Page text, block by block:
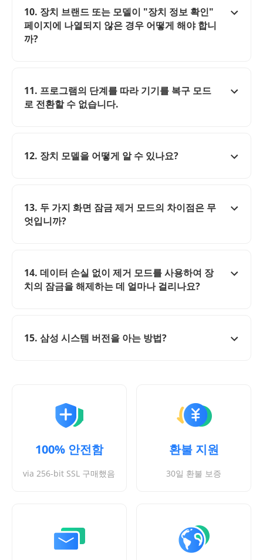
10. 장치 브랜드 또는 모델이 "장치 정보 확인"
페이지에 나열되지 않은 경우 어떻게 해야 합니
까?
11. 프로그램의 단계를 따라 기기를 복구 모드
로 전환할 수 없습니다.
12. 장치 모델을 어떻게 알 수 있나요?
13. 두 가지 화면 잠금 제거 모드의 차이점은 무
엇입니까?
14. 데이터 손실 없이 제거 모드를 사용하여 장
치의 잠금을 해제하는 데 얼마나 걸리나요?
15. 삼성 시스템 버전을 아는 방법?
100% 안전함
via 256-bit SSL 구매했음
환불 지원
30일 환불 보증